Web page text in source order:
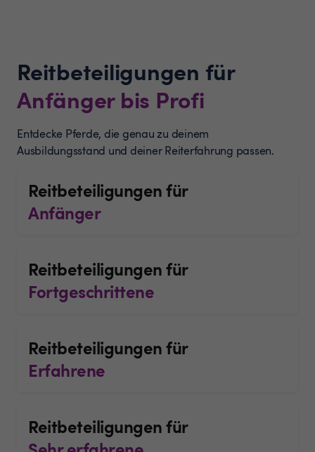
Reitbeteiligungen für
Anfänger bis Profi
Entdecke Pferde, die genau zu deinem
Ausbildungsstand und deiner Reiterfahrung passen.
Reitbeteiligungen für
Anfänger
Reitbeteiligungen für
Fortgeschrittene
Reitbeteiligungen für
Erfahrene
Reitbeteiligungen für